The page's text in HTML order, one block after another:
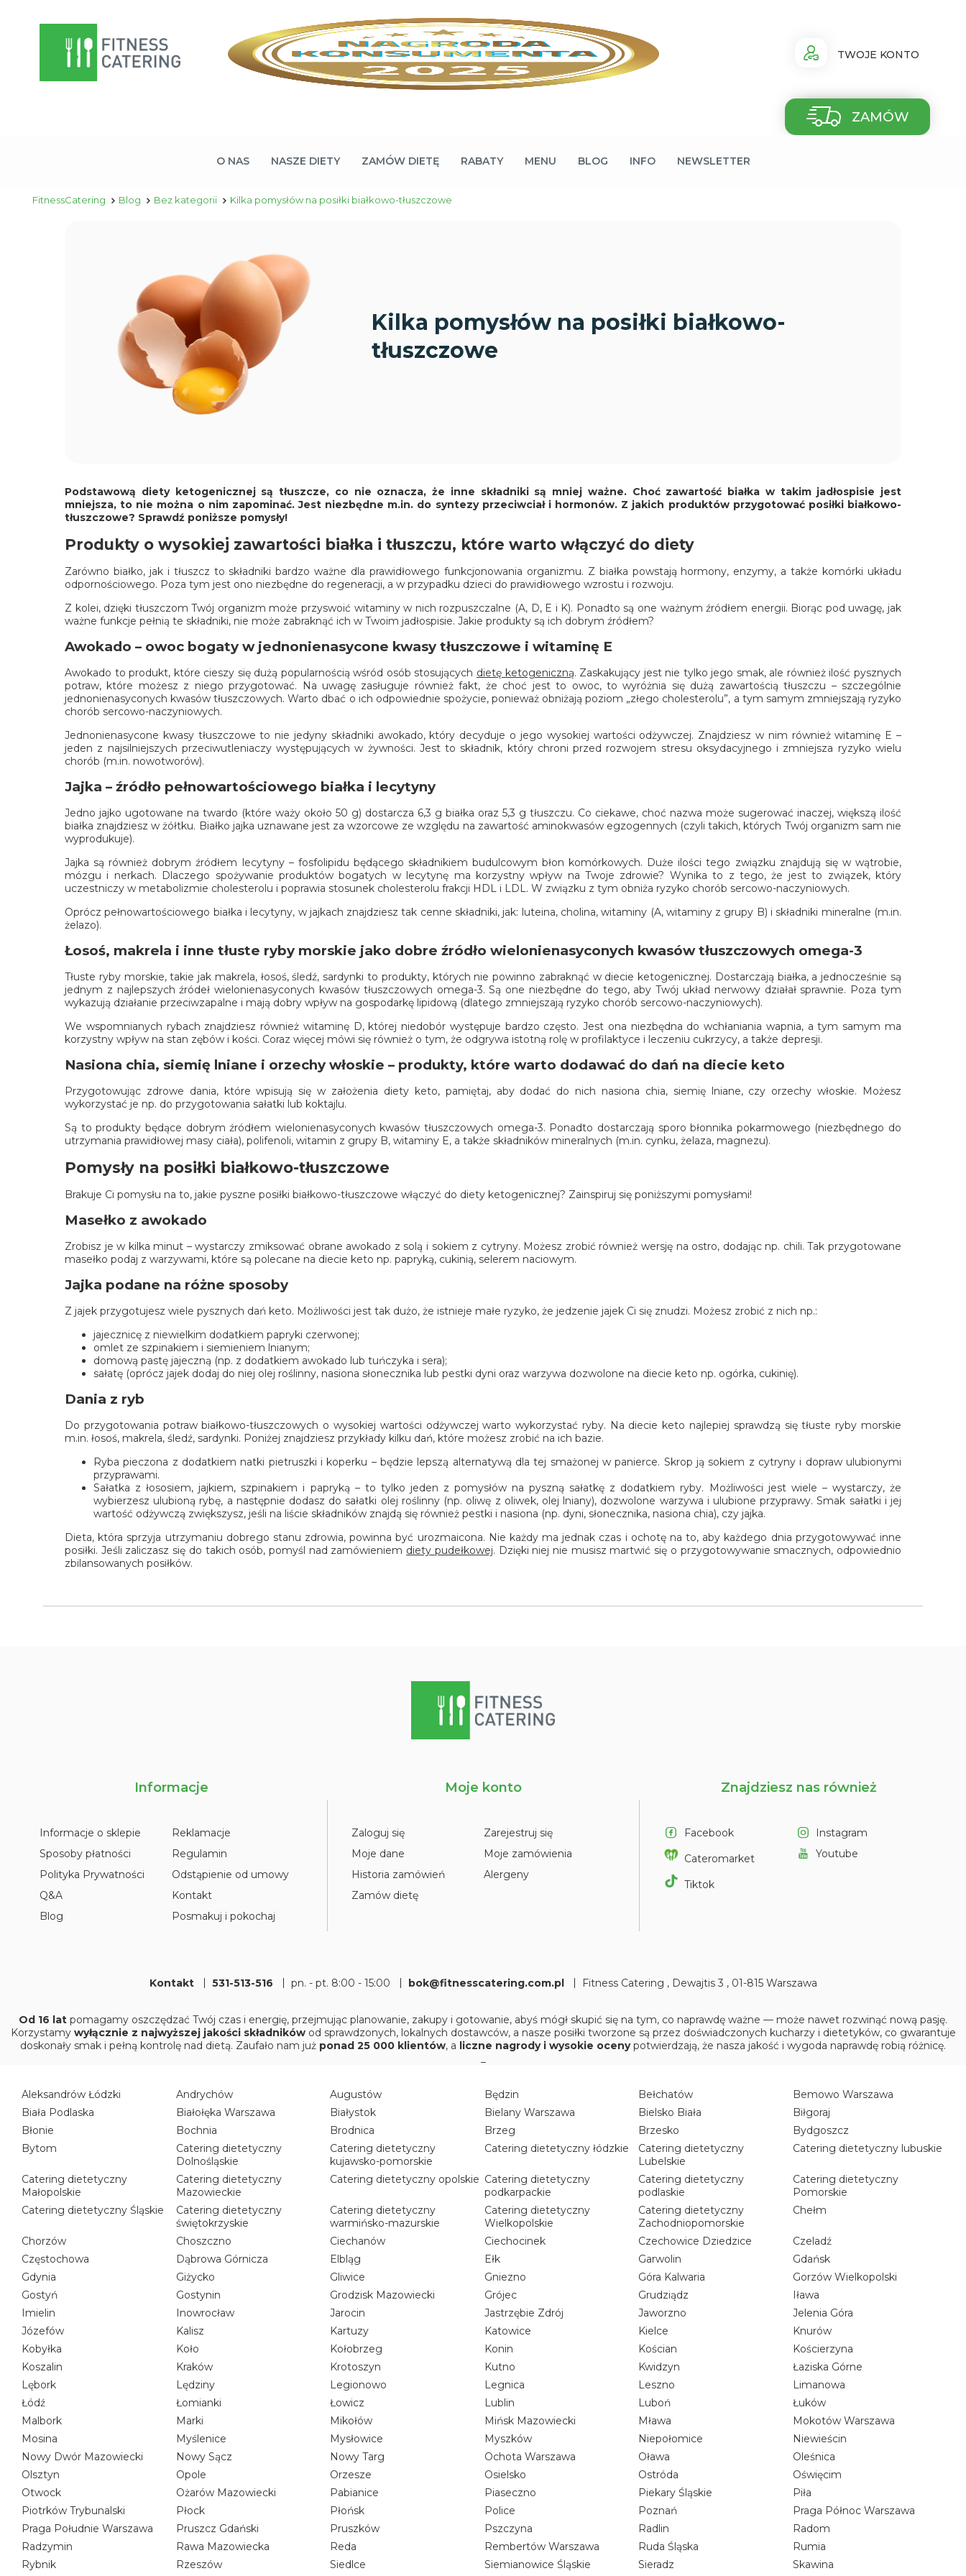
TWOJE KONTO
ZAMÓW
O NAS NASZE DIETY ZAMÓW DIETĘ RABATY MENU BLOG INFO NEWSLETTER
FitnessCatering Blog Bez kategorii Kilka pomysłów na posiłki białkowo-tłuszczowe
Kilka pomysłów na posiłki białkowo-
tłuszczowe
Podstawową diety ketogenicznejsą tłuszcze, co nie oznacza, że inne składniki są mniej ważne. Choć zawartość białka w takim jadłospisie jest
mniejsza, to nie można o nim zapominać. Jest niezbędne m.in. do syntezy przeciwciał i hormonów. Z jakich produktów przygotować posiłki białkowo-
tłuszczowe? Sprawdź poniższe pomysły!
Produkty o wysokiej zawartości białka i tłuszczu, które warto włączyć do diety
Zarówno białko, jak i tłuszcz to składniki bardzo ważne dla prawidłowego funkcjonowania organizmu. Z białka powstają hormony, enzymy, a także komórki układu
odpornościowego. Poza tym jest ono niezbędne do regeneracji, a w przypadku dzieci do prawidłowego wzrostu i rozwoju.
Z kolei, dzięki tłuszczom Twój organizm może przyswoić witaminy w nich rozpuszczalne (A, D, E i K). Ponadto są one ważnym źródłem energii. Biorąc pod uwagę, jak
ważne funkcje pełnią te składniki, nie może zabraknąć ich w Twoim jadłospisie. Jakie produkty są ich dobrym źródłem?
Awokado – owoc bogaty w jednonienasycone kwasy tłuszczowe i witaminę E
Awokado to produkt, które cieszy się dużą popularnością wśród osób stosujących dietę ketogeniczną. Zaskakujący jest nie tylko jego smak, ale również ilość pysznych
potraw, które możesz z niego przygotować. Na uwagę zasługuje również fakt, że choć jest to owoc, to wyróżnia się dużą zawartością tłuszczu – szczególnie
jednonienasyconych kwasów tłuszczowych. Warto dbać o ich odpowiednie spożycie, ponieważ obniżają poziom „złego cholesterolu”, a tym samym zmniejszają ryzyko
chorób sercowo-naczyniowych.
Jednonienasycone kwasy tłuszczowe to nie jedyny składniki awokado, który decyduje o jego wysokiej wartości odżywczej. Znajdziesz w nim również witaminę E –
jeden z najsilniejszych przeciwutleniaczy występujących w żywności. Jest to składnik, który chroni przed rozwojem stresu oksydacyjnego i zmniejsza ryzyko wielu
chorób (m.in. nowotworów).
Jajka – źródło pełnowartościowego białka i lecytyny
Jedno jajko ugotowane na twardo (które waży około 50 g) dostarcza 6,3 g białka oraz 5,3 g tłuszczu. Co ciekawe, choć nazwa może sugerować inaczej, większą ilość
białka znajdziesz w żółtku. Białko jajka uznawane jest za wzorcowe ze względu na zawartość aminokwasów egzogennych (czyli takich, których Twój organizm sam nie
wyprodukuje).
Jajka są również dobrym źródłem lecytyny – fosfolipidu będącego składnikiem budulcowym błon komórkowych. Duże ilości tego związku znajdują się w wątrobie,
mózgu i nerkach. Dlaczego spożywanie produktów bogatych w lecytynę ma korzystny wpływ na Twoje zdrowie? Wynika to z tego, że jest to związek, który
uczestniczy w metabolizmie cholesterolu i poprawia stosunek cholesterolu frakcji HDL i LDL. W związku z tym obniża ryzyko chorób sercowo-naczyniowych.
Oprócz pełnowartościowego białka i lecytyny, w jajkach znajdziesz tak cenne składniki, jak: luteina, cholina, witaminy (A, witaminy z grupy B) i składniki mineralne (m.in.
żelazo).
Łosoś, makrela i inne tłuste ryby morskie jako dobre źródło wielonienasyconych kwasów tłuszczowych omega-3
Tłuste ryby morskie, takie jak makrela, łosoś, śledź, sardynki to produkty, których nie powinno zabraknąć w diecie ketogenicznej. Dostarczają białka, a jednocześnie są
jednym z najlepszych źródeł wielonienasyconych kwasów tłuszczowych omega-3. Są one niezbędne do tego, aby Twój układ nerwowy działał sprawnie. Poza tym
wykazują działanie przeciwzapalne i mają dobry wpływ na gospodarkę lipidową (dlatego zmniejszają ryzyko chorób sercowo-naczyniowych).
We wspomnianych rybach znajdziesz również witaminę D, której niedobór występuje bardzo często. Jest ona niezbędna do wchłaniania wapnia, a tym samym ma
korzystny wpływ na stan zębów i kości. Coraz więcej mówi się również o tym, że odgrywa istotną rolę w profilaktyce i leczeniu cukrzycy, a także depresji.
Nasiona chia, siemię lniane i orzechy włoskie – produkty, które warto dodawać do dań na diecie keto
Przygotowując zdrowe dania, które wpisują się w założenia diety keto, pamiętaj, aby dodać do nich nasiona chia, siemię lniane, czy orzechy włoskie. Możesz
wykorzystać je np. do przygotowania sałatki lub koktajlu.
Są to produkty będące dobrym źródłem wielonienasyconych kwasów tłuszczowych omega-3. Ponadto dostarczają sporo błonnika pokarmowego (niezbędnego do
utrzymania prawidłowej masy ciała), polifenoli, witamin z grupy B, witaminy E, a także składników mineralnych (m.in. cynku, żelaza, magnezu).
Pomysły na posiłki białkowo-tłuszczowe
Brakuje Ci pomysłu na to, jakie pyszne posiłki białkowo-tłuszczowe włączyć do diety ketogenicznej? Zainspiruj się poniższymi pomysłami!
Masełko z awokado
Zrobisz je w kilka minut – wystarczy zmiksować obrane awokado z solą i sokiem z cytryny. Możesz zrobić również wersję na ostro, dodając np. chili. Tak przygotowane
masełko podaj z warzywami, które są polecane na diecie keto np. papryką, cukinią, selerem naciowym.
Jajka podane na różne sposoby
Z jajek przygotujesz wiele pysznych dań keto. Możliwości jest tak dużo, że istnieje małe ryzyko, że jedzenie jajek Ci się znudzi. Możesz zrobić z nich np.:
jajecznicę z niewielkim dodatkiem papryki czerwonej;
omlet ze szpinakiem i siemieniem lnianym;
domową pastę jajeczną (np. z dodatkiem awokado lub tuńczyka i sera);
sałatę (oprócz jajek dodaj do niej olej roślinny, nasiona słonecznika lub pestki dyni oraz warzywa dozwolone na diecie keto np. ogórka, cukinię).
Dania z ryb
Do przygotowania potraw białkowo-tłuszczowych o wysokiej wartości odżywczej warto wykorzystać ryby. Na diecie keto najlepiej sprawdzą się tłuste ryby morskie
m.in. łosoś, makrela, śledź, sardynki. Poniżej znajdziesz przykłady kilku dań, które możesz zrobić na ich bazie.
Ryba pieczona z dodatkiem natki pietruszki i koperku – będzie lepszą alternatywą dla tej smażonej w panierce. Skrop ją sokiem z cytryny i dopraw ulubionymi
przyprawami.
Sałatka z łososiem, jajkiem, szpinakiem i papryką – to tylko jeden z pomysłów na pyszną sałatkę z dodatkiem ryby. Możliwości jest wiele – wystarczy, że
wybierzesz ulubioną rybę, a następnie dodasz do sałatki olej roślinny (np. oliwę z oliwek, olej lniany), dozwolone warzywa i ulubione przyprawy. Smak sałatki i jej
wartość odżywczą zwiększysz, jeśli na liście składników znajdą się również pestki i nasiona (np. dyni, słonecznika, nasiona chia), czy jajka.
Dieta, która sprzyja utrzymaniu dobrego stanu zdrowia, powinna być urozmaicona. Nie każdy ma jednak czas i ochotę na to, aby każdego dnia przygotowywać inne
posiłki. Jeśli zaliczasz się do takich osób, pomyśl nad zamówieniem diety pudełkowej. Dzięki niej nie musisz martwić się o przygotowywanie smacznych, odpowiednio
zbilansowanych posiłków.
Informacje
Informacje o sklepie
Reklamacje
Sposoby płatności
Regulamin
Polityka Prywatności
Odstąpienie od umowy
Q&A
Kontakt
Blog
Posmakuj i pokochaj
Moje konto
Zaloguj się
Zarejestruj się
Moje dane
Moje zamówienia
Historia zamówień
Alergeny
Zamów dietę
Znajdziesz nas również
Facebook
Instagram
Cateromarket
Youtube
Tiktok
Kontakt 531-513-516 pn. - pt. 8:00 - 15:00 bok@fitnesscatering.com.pl Fitness Catering , Dewajtis 3 , 01-815 Warszawa
Od 16 lat pomagamy oszczędzać Twój czas i energię, przejmując planowanie, zakupy i gotowanie, abyś mógł skupić się na tym, co naprawdę ważne — może nawet rozwinąć nową pasję.
Korzystamy wyłącznie z najwyższej jakości składników od sprawdzonych, lokalnych dostawców, a nasze posiłki tworzone są przez doświadczonych kucharzy i dietetyków, co gwarantuje
doskonały smak i pełną kontrolę nad dietą. Zaufało nam już ponad 25 000 klientów, a liczne nagrody i wysokie ocenypotwierdzają, że nasza jakość i wygoda naprawdę robią różnicę.
Aleksandrów Łódzki Andrychów Augustów Będzin Bełchatów
Bemowo Warszawa
Biała Podlaska
Białołęka Warszawa Białystok Bielany Warszawa Bielsko Biała
Biłgoraj
Błonie
Bochnia Brodnica Brzeg Brzesko
Bydgoszcz
Bytom
Catering dietetyczny
Dolnośląskie
Catering dietetyczny
kujawsko-pomorskie
Catering dietetyczny łódzkie
Catering dietetyczny
Lubelskie
Catering dietetyczny lubuskie
Catering dietetyczny
Małopolskie
Catering dietetyczny
Mazowieckie
Catering dietetyczny opolskie Catering dietetyczny
podkarpackie
Catering dietetyczny
podlaskie
Catering dietetyczny
Pomorskie
Catering dietetyczny Śląskie
Catering dietetyczny
świętokrzyskie
Catering dietetyczny
warmińsko-mazurskie
Catering dietetyczny
Wielkopolskie
Catering dietetyczny
Zachodniopomorskie
Chełm
Chorzów Choszczno Ciechanów Ciechocinek Czechowice Dziedzice
Czeladź
Częstochowa
Dąbrowa Górnicza Elbląg Ełk Garwolin
Gdańsk
Gdynia
Giżycko Gliwice Gniezno Góra Kalwaria
Gorzów Wielkopolski
Gostyń
Gostynin Grodzisk Mazowiecki Grójec Grudziądz
Iława
Imielin
Inowrocław Jarocin Jastrzębie Zdrój Jaworzno
Jelenia Góra
Józefów
Kalisz Kartuzy Katowice Kielce
Knurów
Kobyłka
Koło Kołobrzeg Konin Kościan
Kościerzyna
Koszalin
Kraków Krotoszyn Kutno Kwidzyn
Łaziska Górne
Lębork
Lędziny Legionowo Legnica Leszno
Limanowa
Łódź
Łomianki Łowicz Lublin Luboń
Łuków
Malbork
Marki Mikołów Mińsk Mazowiecki Mława
Mokotów Warszawa
Mosina
Myślenice Mysłowice Myszków Niepołomice
Niewieścin
Nowy Dwór Mazowiecki
Nowy Sącz Nowy Targ Ochota Warszawa Oława
Oleśnica
Olsztyn
Opole Orzesze Osielsko Ostróda
Oświęcim
Otwock
Ożarów Mazowiecki Pabianice Piaseczno Piekary Śląskie
Piła
Piotrków Trybunalski
Płock Płońsk Police Poznań
Praga Północ Warszawa
Praga Południe Warszawa
Pruszcz Gdański Pruszków Pszczyna Radlin
Radom
Radzymin
Rawa Mazowiecka Reda Rembertów Warszawa Ruda Śląska
Rumia
Rybnik
Rzeszów Siedlce Siemianowice Śląskie Sieradz Skawina